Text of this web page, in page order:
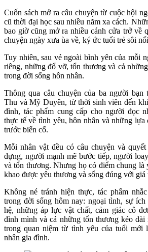
Cuốn sách mở ra câu chuyện từ cuộc hội
cũ thời đại học sau nhiều năm xa cách.
bao giờ cũng mở ra nhiều cánh cửa trở về
chuyện ngày xưa ùa về, ký ức tuổi trẻ sôi
Tuy nhiên, sau vẻ ngoài bình yên của mỗi
riêng, những đổ vỡ, tổn thương và cả
trong đời sống hôn nhân.
Thông qua câu chuyện của ba người bạn
Thu và Mỹ Duyên, từ thời sinh viên đến
đình, tác phẩm cung cấp cho người đọc
thực tế về tình yêu, hôn nhân và những
trước biến cố.
Mỗi nhân vật đều có câu chuyện và
đựng, người mạnh mẽ bước tiếp, người
và tổn thương. Nhưng họ có điểm chung là
khao được yêu thương và sống đúng với giá
Không né tránh hiện thực, tác phẩm
trong đời sống hôm nay: ngoại tình, sự
hệ, những áp lực vật chất, cảm giác cô
đình mình và cả những tổn thương kéo dài
trong quan niệm từ tình yêu của tuổi mới
nhân gia đình.